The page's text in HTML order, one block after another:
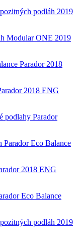
podláh 2019
Modular ONE 2019
Parador 2018
2018 ENG
podlahy Parador
Eco Balance
2018 ENG
Eco Balance
podláh 2019